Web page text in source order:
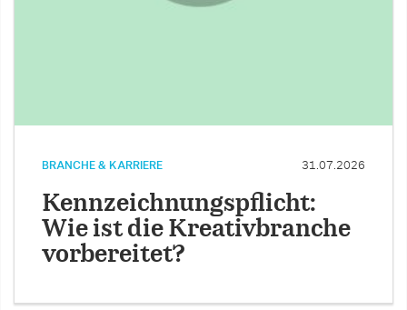
BRANCHE & KARRIERE 31.07.2026
Kennzeichnungspflicht:
Wie ist die Kreativbranche
vorbereitet?